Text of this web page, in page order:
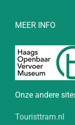
MEER INFO
Onze andere
Touristtram.nl